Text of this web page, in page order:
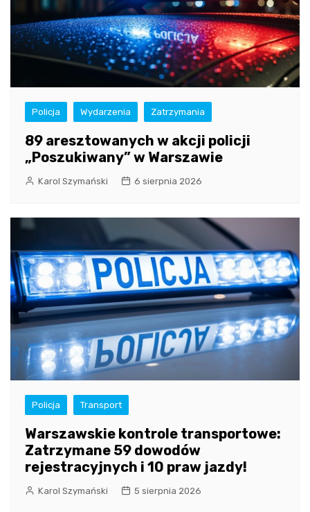
Policja Wydarzenia Zatrzymania
89 aresztowanych w akcji policji
„Poszukiwany” w Warszawie
Karol Szymański 6 sierpnia 2026
Policja Transport
Warszawskie kontrole transportowe:
Zatrzymane 59 dowodów
rejestracyjnych i 10 praw jazdy!
Karol Szymański 5 sierpnia 2026